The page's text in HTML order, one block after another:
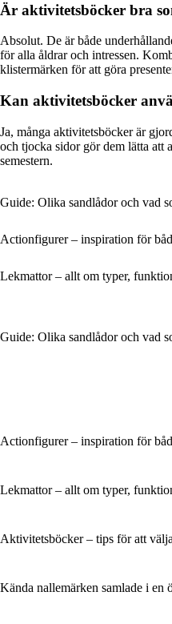
Är aktivitetsböcker bra
Absolut. De är både
för alla åldrar och intressen.
klistermärken för att göra
Kan aktivitetsböcker
Ja, många aktivitetsböcker är
och tjocka sidor gör dem lätta att
semestern.
Guide: Olika sandlådor och vad
Actionfigurer – inspiration för
Lekmattor – allt om typer,
Guide: Olika sandlådor och vad
Actionfigurer – inspiration för
Lekmattor – allt om typer,
Aktivitetsböcker – tips för att
Kända nallemärken samlade i en